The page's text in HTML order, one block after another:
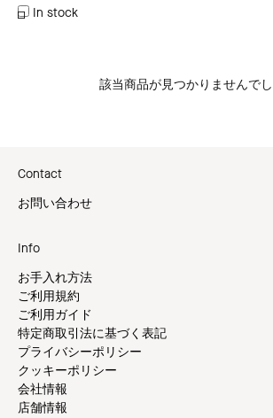
In stock
該当商品が見つかりませんでし
Contact
お問い合わせ
Info
お手入れ方法
ご利用規約
ご利用ガイド
特定商取引法に基づく表記
プライバシーポリシー
クッキーポリシー
会社情報
店舗情報